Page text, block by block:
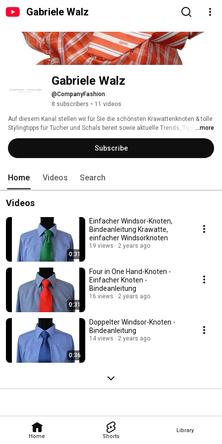
Gabriele Walz
Home Shorts
Library
Gabriele Walz
@CompanyFashion
8 subscribers • 11 videos
Auf diesem Kanal stellen wir für Sie die schönsten Krawattenknoten & tolle
Stylingtipps für Tücher und Schals bereit sowie aktuelle Trends, Tipps und
Ideen sowie Beispiele aus unserer Produktpalette
...more
Subscribe
Home Videos Search
Videos
0:31
Einfacher Windsor-Knoten,
Bindeanleitung Krawatte,
einfacher Windsorknoten
19 views 2 years ago
0:31
Four in One Hand-Knoten -
Einfacher Knoten -
Bindeanleitung
16 views 2 years ago
0:36
Doppelter Windsor-Knoten -
Bindeanleitung
14 views 2 years ago